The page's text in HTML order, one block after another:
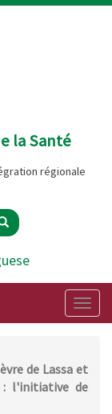
la Santé
régionale
de Lassa et
: l'initiative de